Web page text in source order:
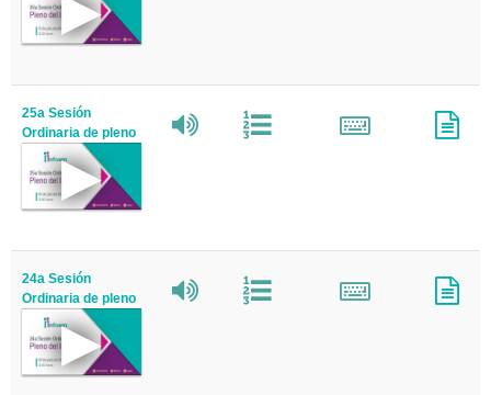
25a Sesión
Ordinaria de pleno
24a Sesión
Ordinaria de pleno